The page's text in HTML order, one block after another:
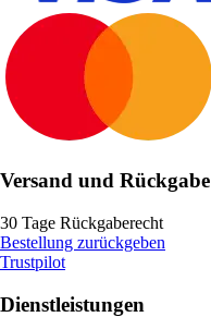
Versand und Rückgabe
30 Tage Rückgaberecht
Bestellung zurückgeben
Trustpilot
Dienstleistungen